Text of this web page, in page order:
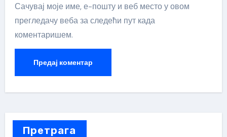
Сачувај моје име, е-пошту и веб место у овом
прегледачу веба за следећи пут када
коментаришем.
Претрага